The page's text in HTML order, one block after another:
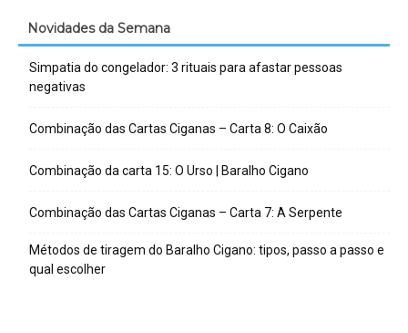
Novidades da Semana
Simpatia do congelador: 3 rituais para afastar pessoas
negativas
Combinação das Cartas Ciganas – Carta 8: O Caixão
Combinação da carta 15: O Urso | Baralho Cigano
Combinação das Cartas Ciganas – Carta 7: A Serpente
Métodos de tiragem do Baralho Cigano: tipos, passo a passo e
qual escolher